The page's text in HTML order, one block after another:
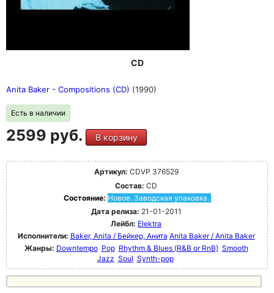
CD
Anita Baker - Compositions (CD) (1990)
Есть в наличии
2599 руб. В корзину
Артикул: CDVP 376529
Состав: CD
Состояние: Новое. Заводская упаковка.
Дата релиза: 21-01-2011
Лейбл: Elektra
Исполнители: Baker, Anita / Бейкер, Анита Anita Baker / Anita Baker
Жанры: Downtempo Pop Rhythm & Blues (R&B or RnB) Smooth
Jazz Soul Synth-pop